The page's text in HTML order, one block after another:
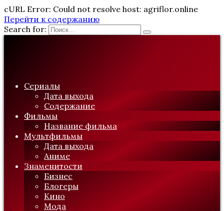
cURL Error: Could not resolve host: agriflor.online
Перейти к содержанию
Search for:
Сериалы
Дата выхода
Содержание
Фильмы
Название фильма
Мультфильмы
Дата выхода
Аниме
Знаменитости
Бизнес
Блогеры
Кино
Мода